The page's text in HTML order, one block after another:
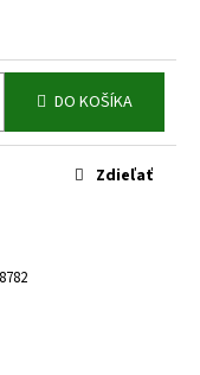
DO KOŠÍKA
Zdieľať